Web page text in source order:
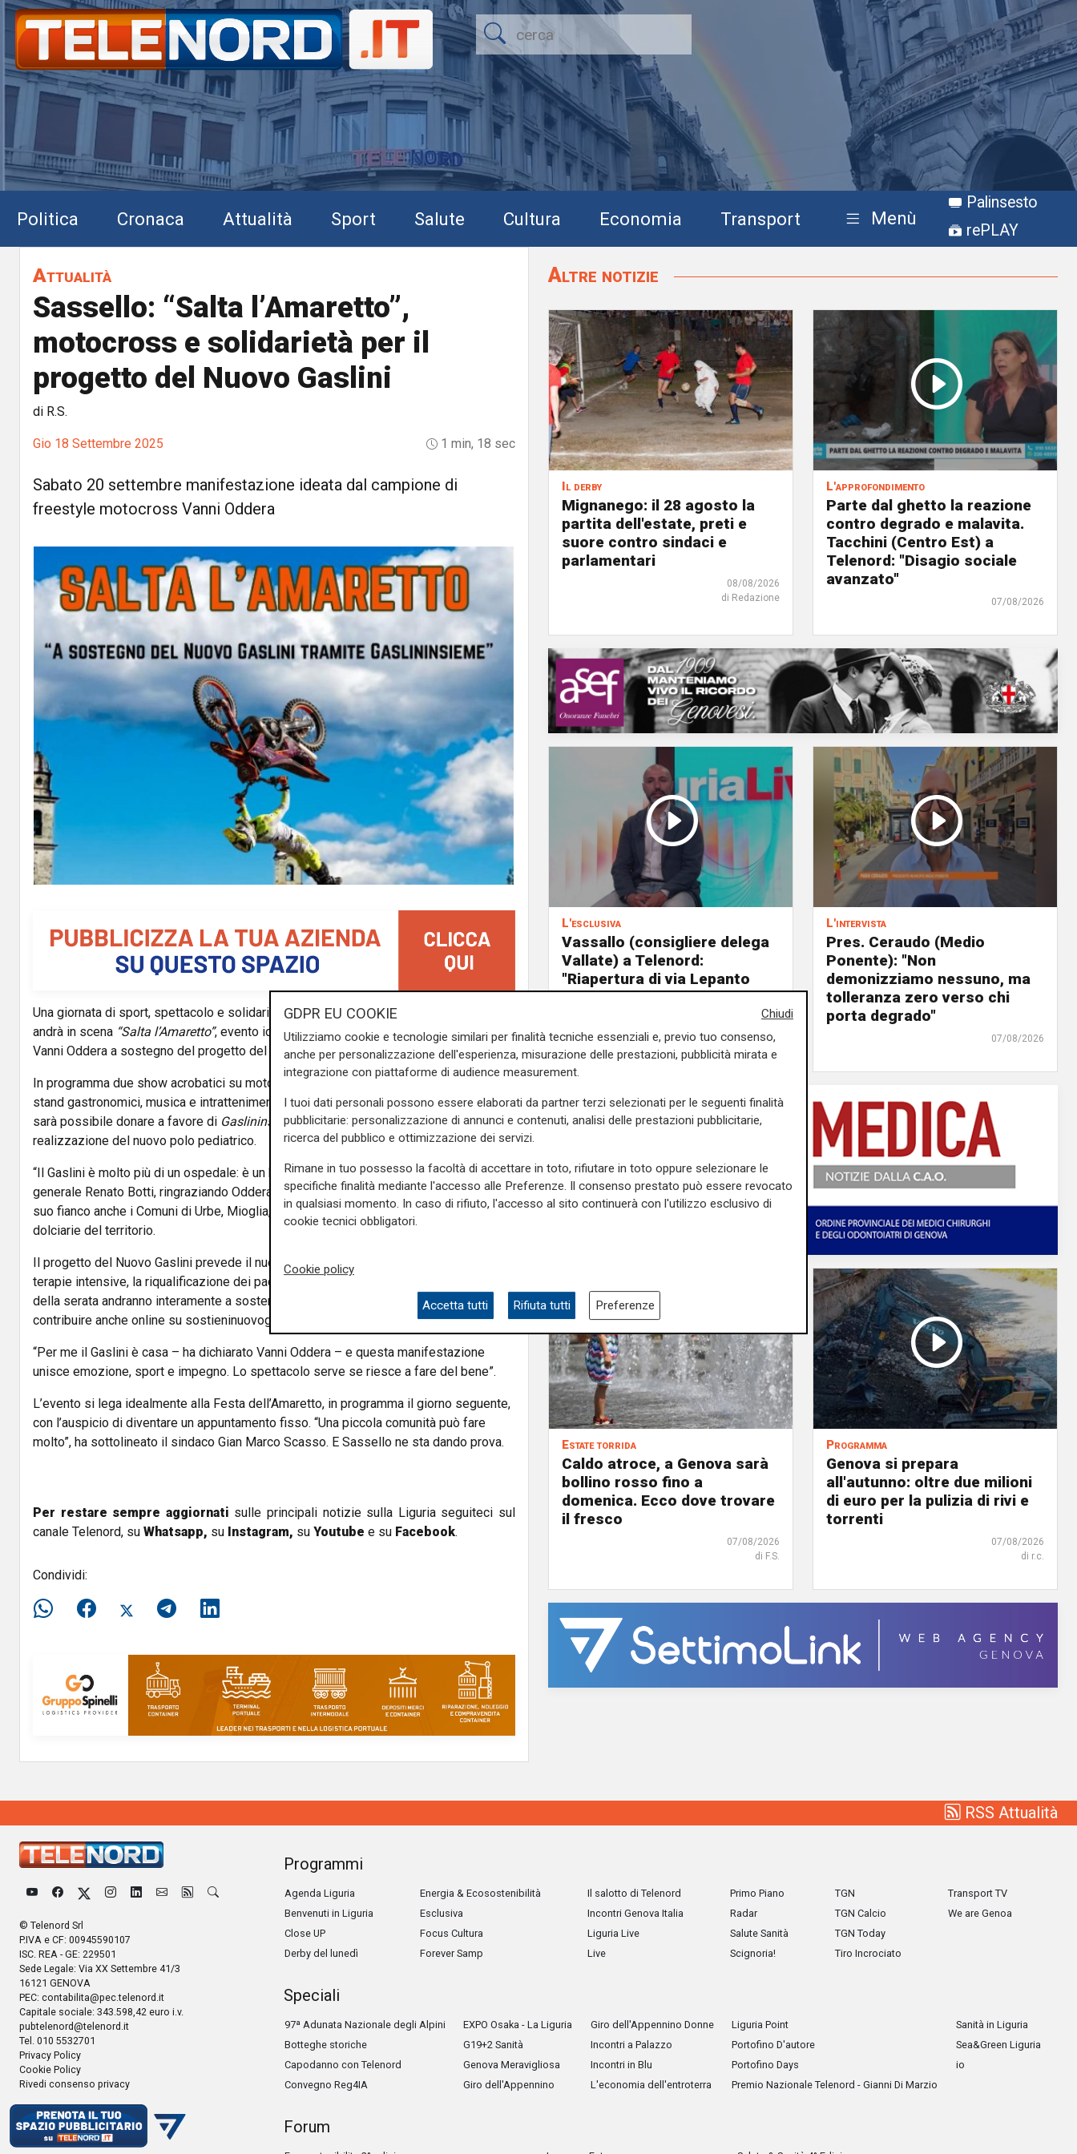
Politica Cronaca Attualità Sport Salute Cultura Economia Transport Menù
Palinsesto
rePLAY
Attualità
Sassello: “Salta l’Amaretto”,
motocross e solidarietà per il
progetto del Nuovo Gaslini
di R.S.
Gio 18 Settembre 2025 1 min, 18 sec
Sabato 20 settembre manifestazione ideata dal campione di
freestyle motocross Vanni Oddera
Una giornata di sport, spettacolo e solidarietà: sabato 20 settembre a Sassello (SV)
andrà in scena “Salta l’Amaretto”, evento ideato dal campione di freestyle motocross
Vanni Oddera a sostegno del progetto del Nuovo Ospedale Gaslini di Genova.
In programma due show acrobatici su moto, alle 18:00 e alle 22:00, accompagnati da
stand gastronomici, musica e intrattenimento. L’ingresso è gratuito e durante la serata
sarà possibile donare a favore di Gaslininsieme ETS, contribuendo concretamente alla
realizzazione del nuovo polo pediatrico.
“Il Gaslini è molto più di un ospedale: è un bene comune”, ha ricordato il direttore
generale Renato Botti, ringraziando Oddera e il Comune di Sassello per l’iniziativa. Al
suo fianco anche i Comuni di Urbe, Mioglia, Pontinvrea e Stella, oltre alle aziende
dolciarie del territorio.
Il progetto del Nuovo Gaslini prevede il nuovo Padiglione Zero per emergenze e
terapie intensive, la riqualificazione dei padiglioni storici e nuovi spazi verdi. I proventi
della serata andranno interamente a sostenere questi obiettivi, con la possibilità di
contribuire anche online su sostieninuovogaslini.it
“Per me il Gaslini è casa – ha dichiarato Vanni Oddera – e questa manifestazione
unisce emozione, sport e impegno. Lo spettacolo serve se riesce a fare del bene”.
L’evento si lega idealmente alla Festa dell’Amaretto, in programma il giorno seguente,
con l’auspicio di diventare un appuntamento fisso. “Una piccola comunità può fare
molto”, ha sottolineato il sindaco Gian Marco Scasso. E Sassello ne sta dando prova.
Per restare sempre aggiornati sulle principali notizie sulla Liguria seguiteci sul
canale Telenord, su Whatsapp, su Instagram, su Youtube e su Facebook.
Condividi:
Altre notizie
Il derby
Mignanego: il 28 agosto la
partita dell'estate, preti e
suore contro sindaci e
parlamentari
08/08/2026
di Redazione
L'approfondimento
Parte dal ghetto la reazione
contro degrado e malavita.
Tacchini (Centro Est) a
Telenord: "Disagio sociale
avanzato"
07/08/2026
L'esclusiva
Vassallo (consigliere delega
Vallate) a Telenord:
"Riapertura di via Lepanto
ottima notizia per ridurre il
07/08/2026
L'intervista
Pres. Ceraudo (Medio
Ponente): "Non
demonizziamo nessuno, ma
tolleranza zero verso chi
porta degrado"
07/08/2026
Estate torrida
Caldo atroce, a Genova sarà
bollino rosso fino a
domenica. Ecco dove trovare
il fresco
07/08/2026
di F.S.
Programma
Genova si prepara
all'autunno: oltre due milioni
di euro per la pulizia di rivi e
torrenti
07/08/2026
di r.c.
RSS Attualità
© Telenord Srl
P.IVA e CF: 00945590107
ISC. REA - GE: 229501
Sede Legale: Via XX Settembre 41/3
16121 GENOVA
PEC: contabilita@pec.telenord.it
Capitale sociale: 343.598,42 euro i.v.
pubtelenord@telenord.it
Tel. 010 5532701
Privacy Policy
Cookie Policy
Rivedi consenso privacy
Programmi
Agenda Liguria
Benvenuti in Liguria
Close UP
Derby del lunedì
Energia & Ecosostenibilità
Esclusiva
Focus Cultura
Forever Samp
Il salotto di Telenord
Incontri Genova Italia
Liguria Live
Live
Primo Piano
Radar
Salute Sanità
Scignoria!
TGN
TGN Calcio
TGN Today
Tiro Incrociato
Transport TV
We are Genoa
Speciali
97ª Adunata Nazionale degli Alpini
Botteghe storiche
Capodanno con Telenord
Convegno Reg4IA
EXPO Osaka - La Liguria
G19+2 Sanità
Genova Meravigliosa
Giro dell'Appennino
Giro dell'Appennino Donne
Incontri a Palazzo
Incontri in Blu
L'economia dell'entroterra
Liguria Point
Portofino D'autore
Portofino Days
Premio Nazionale Telenord - Gianni Di Marzio
Sanità in Liguria
Sea&Green Liguria
io
Forum
Chiudi
GDPR EU COOKIE
Utilizziamo cookie e tecnologie similari per finalità tecniche essenziali e, previo tuo consenso,
anche per personalizzazione dell'esperienza, misurazione delle prestazioni, pubblicità mirata e
integrazione con piattaforme di audience measurement.
I tuoi dati personali possono essere elaborati da partner terzi selezionati per le seguenti finalità
pubblicitarie: personalizzazione di annunci e contenuti, analisi delle prestazioni pubblicitarie,
ricerca del pubblico e ottimizzazione dei servizi.
Rimane in tuo possesso la facoltà di accettare in toto, rifiutare in toto oppure selezionare le
specifiche finalità mediante l'accesso alle Preferenze. Il consenso prestato può essere revocato
in qualsiasi momento. In caso di rifiuto, l'accesso al sito continuerà con l'utilizzo esclusivo di
cookie tecnici obbligatori.
Cookie policy
Accetta tutti Rifiuta tutti Preferenze